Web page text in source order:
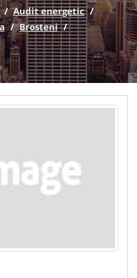
/ Audit energetic /
/ Brosteni /